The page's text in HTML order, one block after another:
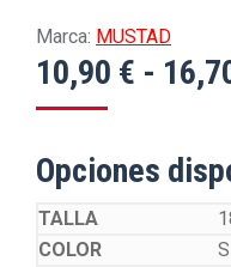
Marca: MUSTAD
10,90 € -
Opciones